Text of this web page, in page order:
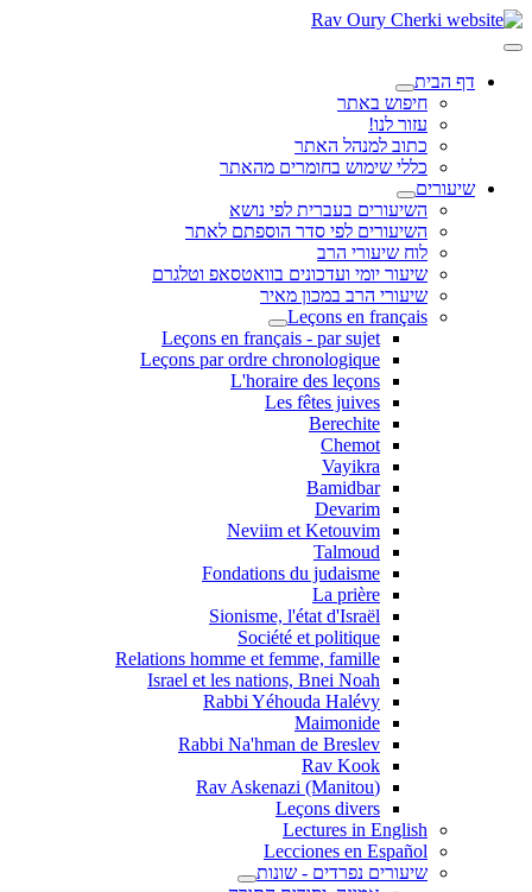
דף הבית
חיפוש באתר
עזור לנו!
כתוב למנהל האתר
כללי שימוש בחומרים מהאתר
שיעורים
השיעורים בעברית לפי נושא
השיעורים לפי סדר הוספתם לאתר
לוח שיעורי הרב
שיעור יומי ועדכונים בוואטסאפ וטלגרם
שיעורי הרב במכון מאיר
Leçons en français
Leçons en français - par sujet
Leçons par ordre chronologique
L'horaire des leçons
Les fêtes juives
Berechite
Chemot
Vayikra
Bamidbar
Devarim
Neviim et Ketouvim
Talmoud
Fondations du judaisme
La prière
Sionisme, l'état d'Israël
Société et politique
Relations homme et femme, famille
Israel et les nations, Bnei Noah
Rabbi Yéhouda Halévy
Maimonide
Rabbi Na'hman de Breslev
Rav Kook
(Rav Askenazi (Manitou
Leçons divers
Lectures in English
Lecciones en Español
שיעורים נפרדים - שונות